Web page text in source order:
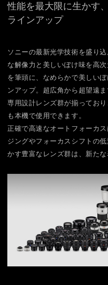
性能を最大限に生かす
ラインアップ
ソニーの最新光学技術を盛り
な解像力と美しいぼけ味を高
を筆頭に、なめらかで美しい
ンアップ。超広角から超望遠
専用設計レンズ群が揃ってお
も本機で使用できます。
正確で高速なオートフォーカ
ジングやフォーカスシフトの
かす豊富なレンズ群は、新た